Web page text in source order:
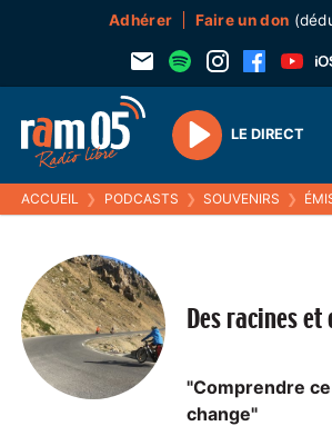
Adhérer Faire un don
Play
LE DIRECT
ACCUEIL ❯ PODCASTS ❯ SOUVENIRS ❯ ÉMISSIONS
Des racines et
"Comprendre
change"